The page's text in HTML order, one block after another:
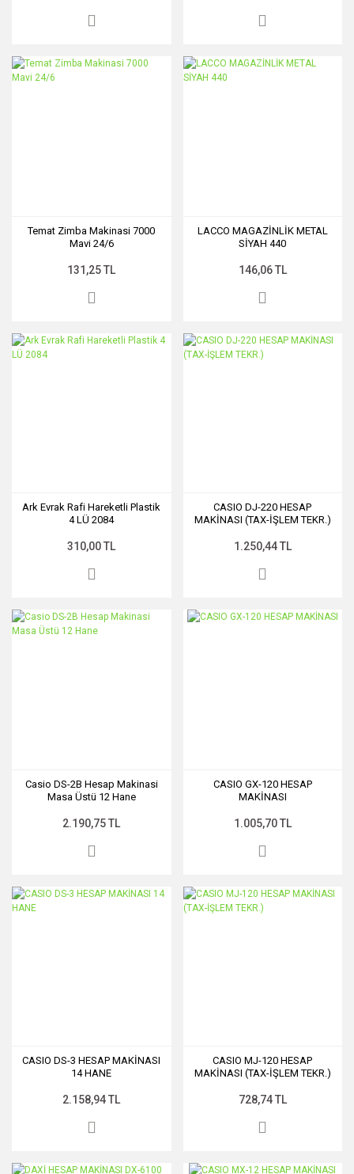
Temat Zimba Makinasi 7000
Mavi 24/6
131,25 TL
LACCO MAGAZİNLİK METAL
SİYAH 440
146,06 TL
Ark Evrak Rafi Hareketli Plastik
4 LÜ 2084
310,00 TL
CASIO DJ-220 HESAP
MAKİNASI (TAX-İŞLEM TEKR.)
1.250,44 TL
Casio DS-2B Hesap Makinasi
Masa Üstü 12 Hane
2.190,75 TL
CASIO GX-120 HESAP
MAKİNASI
1.005,70 TL
CASIO DS-3 HESAP MAKİNASI
14 HANE
2.158,94 TL
CASIO MJ-120 HESAP
MAKİNASI (TAX-İŞLEM TEKR.)
728,74 TL